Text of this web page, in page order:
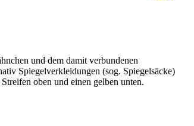
und dem damit verbundenen
Spiegelverkleidungen (sog. Spiegelsäcke)
oben und einen gelben unten.